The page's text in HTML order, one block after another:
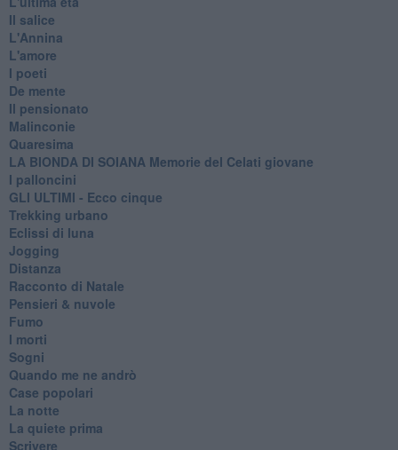
Il salice
L'Annina
L'amore
I poeti
De mente
Il pensionato
Malinconie
Quaresima
LA BIONDA DI SOIANA Memorie del Celati giovane
I palloncini
GLI ULTIMI - Ecco cinque
Trekking urbano
Eclissi di luna
Jogging
Distanza
Racconto di Natale
Pensieri & nuvole
Fumo
I morti
Sogni
Quando me ne andrò
Case popolari
La notte
La quiete prima
Scrivere